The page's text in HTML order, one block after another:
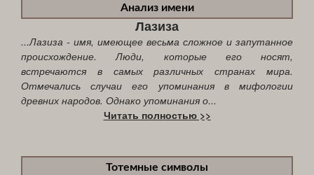
Анализ имени
Лазиза
...Лазиза - имя, имеющее весьма сложное и запутанное
происхождение. Люди, которые его носят,
встречаются в самых различных странах мира.
Отмечались случаи его упоминания в мифологии
древних народов. Однако упоминания о...
Читать полностью >>
Тотемные символы